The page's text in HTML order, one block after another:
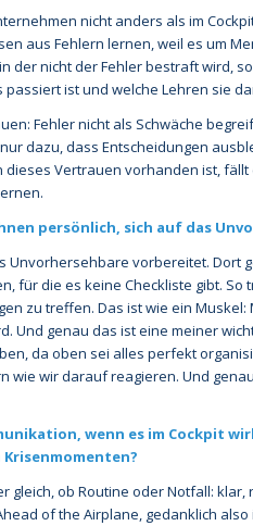
nicht anders als im
aus Fehlern lernen, weil es um
der nicht der Fehler bestraft wird,
ist und welche Lehren sie
Fehler nicht als Schwäche
dazu, dass Entscheidungen
Vertrauen vorhanden ist,
persönlich, sich auf das
Unvorhersehbare vorbereitet. Dort
für die es keine Checkliste gibt.
zu treffen. Das ist wie ein
Und genau das ist eine meiner
da oben sei alles perfekt
wir darauf reagieren. Und
wenn es im Cockpit
gleich, ob Routine oder Notfall:
of the Airplane, gedanklich